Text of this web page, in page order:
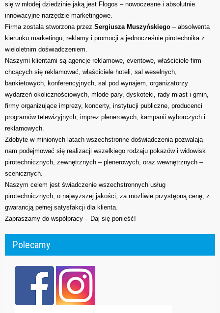
się w młodej dziedzinie jaką jest Flogos – nowoczesne i absolutnie
innowacyjne narzędzie marketingowe.
Firma została stworzona przez Sergiusza Muszyńskiego – absolwenta
kierunku marketingu, reklamy i promocji a jednocześnie pirotechnika z
wieloletnim doświadczeniem.
Naszymi klientami są agencje reklamowe, eventowe, właściciele firm
chcących się reklamować, właściciele hoteli, sal weselnych,
bankietowych, konferencyjnych, sal pod wynajem, organizatorzy
wydarzeń okolicznościowych, młode pary, dyskoteki, rady miast i gmin,
firmy organizujące imprezy, koncerty, instytucji publiczne, producenci
programów telewizyjnych, imprez plenerowych, kampanii wyborczych i
reklamowych.
Zdobyte w minionych latach wszechstronne doświadczenia pozwalają
nam podejmować się realizacji wszelkiego rodzaju pokazów i widowisk
pirotechnicznych, zewnętrznych – plenerowych, oraz wewnętrznych –
scenicznych.
Naszym celem jest świadczenie wszechstronnych usług
pirotechnicznych, o najwyższej jakości, za możliwie przystępną cenę, z
gwarancją pełnej satysfakcji dla klienta.
Zapraszamy do współpracy – Daj się ponieść!
Polecamy